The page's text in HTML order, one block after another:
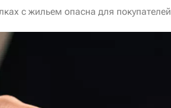
с жильем опасна для покупателей